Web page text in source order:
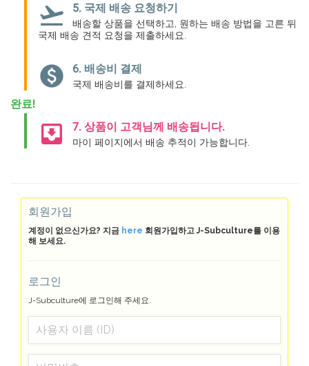
flight_takeoff 5. 국제 배송 요청하기
배송할 상품을 선택하고, 원하는 배송 방법을 고른 뒤
국제 배송 견적 요청을 제출하세요.
paid 6. 배송비 결제
국제 배송비를 결제하세요.
완료!
move_to_inbox 7. 상품이 고객님께 배송됩니다.
마이 페이지에서 배송 추적이 가능합니다.
회원가입
계정이 없으신가요? 지금 here 회원가입하고 J-Subculture를 이용
해 보세요.
로그인
J-Subculture에 로그인해 주세요.